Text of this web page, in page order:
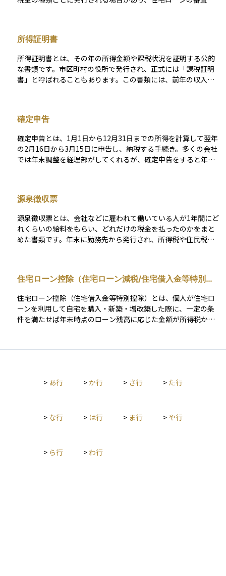
所得証明書
所得証明書とは、その年の所得金額や課税状況を証明する公的
な書類です。市区町村の役所で発行され、正式には「課税証明
書」と呼ばれることもあります。この書類には、前年の収入や
る場面では、投資口座の開設時や非課税制度（たとえばNISAやi
DeCo）の利用に際して、所得要件を確認するために求められる
ことがあります。会社員の場合は、勤務先が役所に報告した情
報に基づいて作成されます。自営業者の場合は確定申告の内容
が反映されます。
確定申告
確定申告とは、1月1日から12月31日までの所得を計算して翌年
の2月16日から3月15日に申告し、納税する手続き。多くの会社
では年末調整を経理部がしてくれるが、確定申告をすると年末
源泉徴収票
源泉徴収票とは、会社などに雇われて働いている人が1年間にど
れくらいの給料をもらい、どれだけの税金を払ったのかをまと
めた書類です。年末に勤務先から発行され、所得税や住民税の
とはとても重要です。たとえば、NISAやiDeCoなどの非課税制
度を活用する際や、住宅ローン控除を受けるときにもこの書類
が必要になることがあります。
住宅ローン控除（住宅ローン減税/住宅借入金等特別控
住宅ローン控除（住宅借入金等特別控除）とは、個人が住宅ロ
ーンを利用して自宅を購入・新築・増改築した際に、一定の条
件を満たせば年末時点のローン残高に応じた金額が所得税から
則として「年末のローン残高×0.7％」を基準に算出され、各住
ば40㎡以上も可）、④返済期間が10年以上のローンであるこ
り、長期優良住宅やZEH水準の住宅は借入限度額が優遇されま
> あ行 >か行 > さ行 > た行
> な行 > は行 > ま行 > や行
> ら行 > わ行